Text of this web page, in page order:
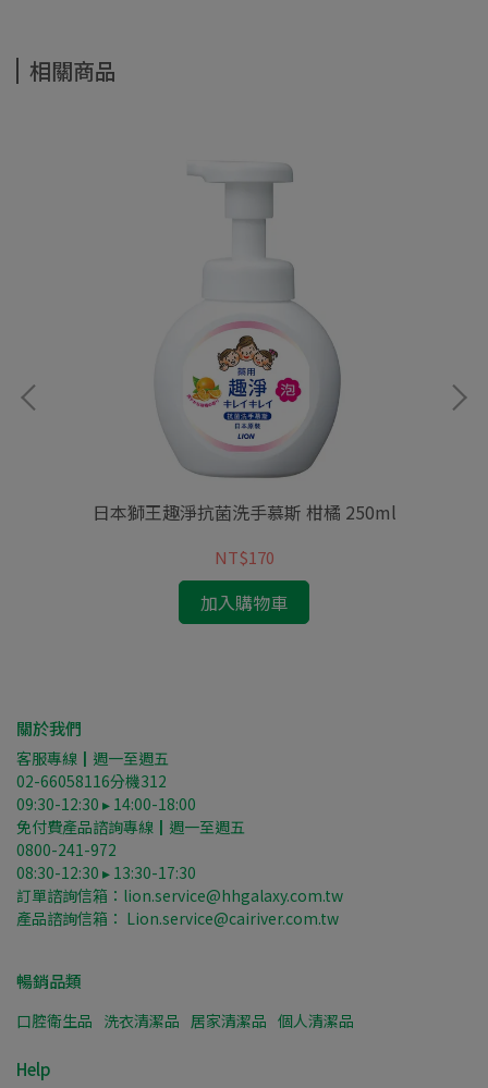
相關商品
日本獅王趣淨抗菌洗手慕斯 柑橘 250ml
NT$170
加入購物車
關於我們
客服專線┃週一至週五
02-66058116分機312
09:30-12:30 ▸ 14:00-18:00
免付費產品諮詢專線┃週一至週五
0800-241-972
08:30-12:30 ▸ 13:30-17:30
訂單諮詢信箱：lion.service@hhgalaxy.com.tw
產品諮詢信箱： Lion.service@cairiver.com.tw
暢銷品類
口腔衛生品 洗衣清潔品 居家清潔品 個人清潔品
Help